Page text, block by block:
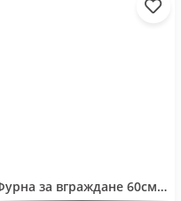
Фурна за вграждане 60см Geratek EB9000